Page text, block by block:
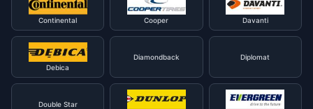
Continental Cooper Davanti
Debica
Diamondback Diplomat
Double Star